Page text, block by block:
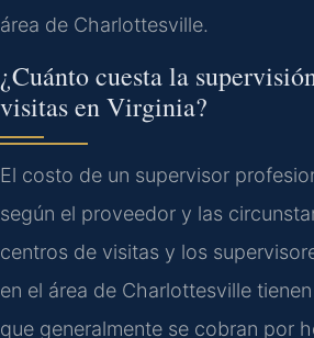
área de Charlottesville.
¿Cuánto cuesta la
visitas en Virginia?
El costo de un supervisor
según el proveedor y las
centros de visitas y los
en el área de Charlottesville
que generalmente se cobran por